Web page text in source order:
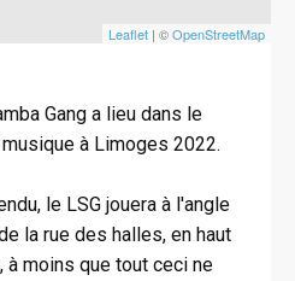
Leaflet | ©OpenStreetMap
Gang a lieu dans le
à Limoges 2022.
le LSG jouera à l'angle
la rue des halles, en haut
à moins que tout ceci ne